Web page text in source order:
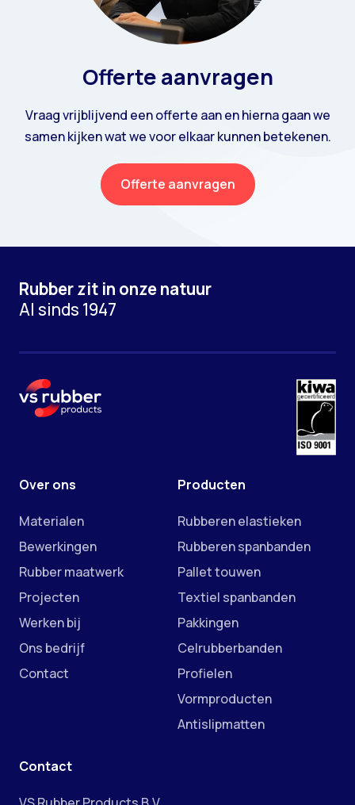
Offerte aanvragen
Vraag vrijblijvend een offerte aan en hierna gaan we
samen kijken wat we voor elkaar kunnen betekenen.
Offerte aanvragen
Rubber zit in onze natuur
Al sinds 1947
Over ons
Materialen
Bewerkingen
Rubber maatwerk
Projecten
Werken bij
Ons bedrijf
Contact
Producten
Rubberen elastieken
Rubberen spanbanden
Pallet touwen
Textiel spanbanden
Pakkingen
Celrubberbanden
Profielen
Vormproducten
Antislipmatten
Contact